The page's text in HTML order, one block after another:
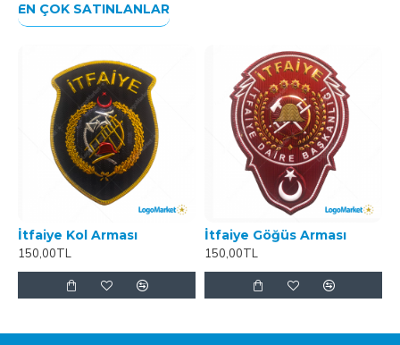
EN ÇOK SATINLANLAR
İtfaiye Kol Arması
150,00TL
İtfaiye Göğüs Arması
150,00TL